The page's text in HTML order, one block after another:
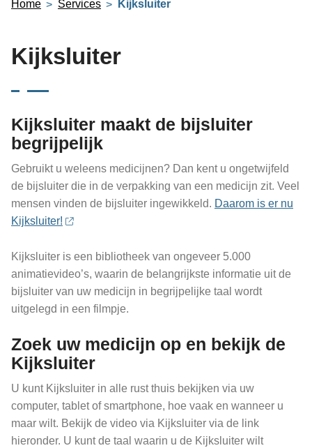
Home Services Kijksluiter
Kijksluiter
Kijksluiter maakt de bijsluiter
begrijpelijk
Gebruikt u weleens medicijnen? Dan kent u ongetwijfeld
de bijsluiter die in de verpakking van een medicijn zit. Veel
mensen vinden de bijsluiter ingewikkeld. Daarom is er nu
Kijksluiter!
Kijksluiter is een bibliotheek van ongeveer 5.000
animatievideo’s, waarin de belangrijkste informatie uit de
bijsluiter van uw medicijn in begrijpelijke taal wordt
uitgelegd in een filmpje.
Zoek uw medicijn op en bekijk de
Kijksluiter
U kunt Kijksluiter in alle rust thuis bekijken via uw
computer, tablet of smartphone, hoe vaak en wanneer u
maar wilt. Bekijk de video via Kijksluiter via de link
hieronder. U kunt de taal waarin u de Kijksluiter wilt